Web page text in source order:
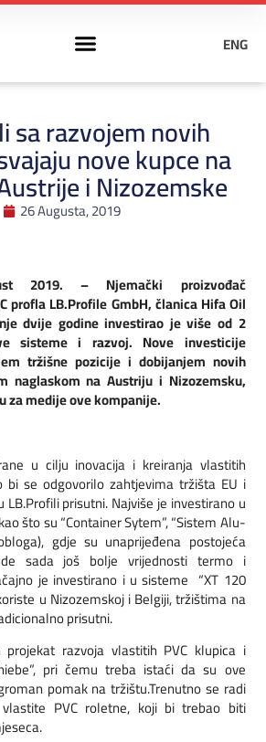
ENG
sa razvojem novih
nove kupce na
i Nizozemske
26 Augusta, 2019
2019. – Njemački proizvođač
profla LB.Profile GmbH, članica Hifa Oil
dvije godine investirao je više od 2
sisteme i razvoj. Nove investicije
tržišne pozicije i dobijanjem novih
naglaskom na Austriju i Nizozemsku,
za medije ove kompanije.
u cilju inovacija i kreiranja vlastitih
bi se odgovorilo zahtjevima tržišta EU i
LB.Profili prisutni. Najviše je investirano u
što su “Container Sytem”, “Sistem Alu-
gdje su unaprijeđena postojeća
sada još bolje vrijednosti termo i
je investirano i u sisteme “XT 120
u Nizozemskoj i Belgiji, tržištima na
prisutni.
projekat razvoja vlastitih PVC klupica i
pri čemu treba istaći da su ove
pomak na tržištu.Trenutno se radi
PVC roletne, koji bi trebao biti